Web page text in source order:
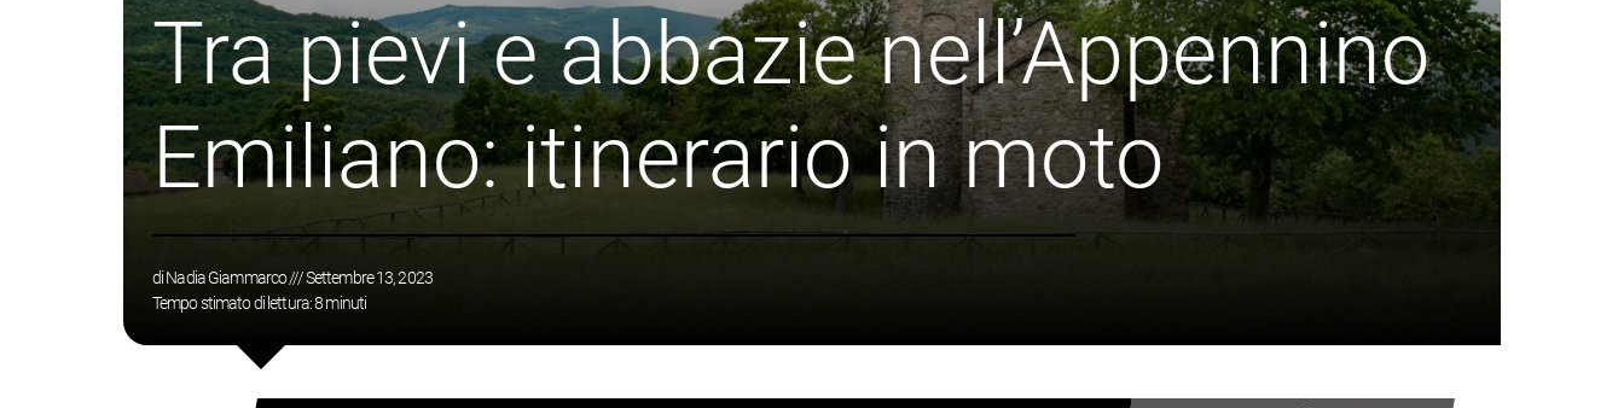
Tra pievi e abbazie nell’Appennino
Emiliano: itinerario in moto
diNadia Giammarco/// Settembre 13, 2023
Tempo stimato di lettura:8minuti